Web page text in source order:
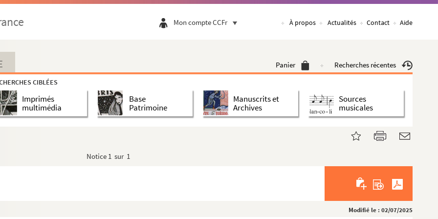
Mon compte CCFr À propos Actualités Contact Aide
Panier Recherches récentes
CIBLÉES
Imprimés
multimédia
Base
Patrimoine
Manuscrits et
Archives
Sources
musicales
Notice 1 sur 1
Modifié le : 02/07/2025